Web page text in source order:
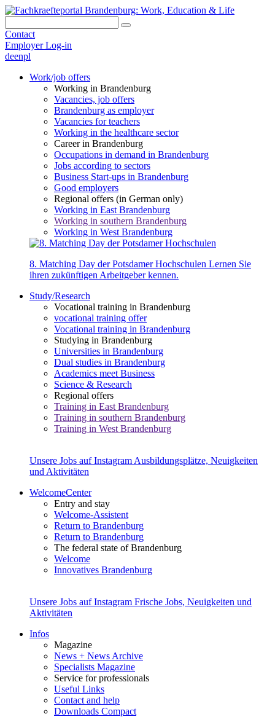
Contact
Employer Log-in
deenpl
Work/job offers
Working in Brandenburg
Vacancies, job offers
Brandenburg as employer
Vacancies for teachers
Working in the healthcare sector
Career in Brandenburg
Occupations in demand in Brandenburg
Jobs according to sectors
Business Start-ups in Brandenburg
Good employers
Regional offers (in German only)
Working in East Brandenburg
Working in southern Brandenburg
Working in West Brandenburg
8. Matching Day der Potsdamer Hochschulen Lernen Sie
ihren zukünftigen Arbeitgeber kennen.
Study/Research
Vocational training in Brandenburg
vocational training offer
Vocational training in Brandenburg
Studying in Brandenburg
Universities in Brandenburg
Dual studies in Brandenburg
Academics meet Business
Science & Research
Regional offers
Training in East Brandenburg
Training in southern Brandenburg
Training in West Brandenburg
Unsere Jobs auf Instagram Ausbildungsplätze, Neuigkeiten
und Aktivitäten
WelcomeCenter
Entry and stay
Welcome-Assistent
Return to Brandenburg
Return to Brandenburg
The federal state of Brandenburg
Welcome
Innovatives Brandenburg
Unsere Jobs auf Instagram Frische Jobs, Neuigkeiten und
Aktivitäten
Infos
Magazine
News + News Archive
Specialists Magazine
Service for professionals
Useful Links
Contact and help
Downloads Compact